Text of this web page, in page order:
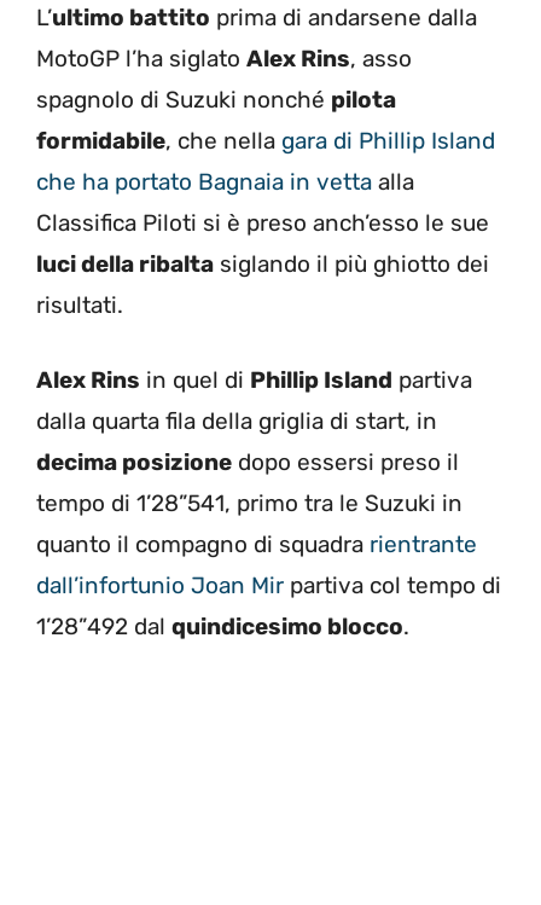
L’ultimo battito prima di andarsene dalla
MotoGP l’ha siglato Alex Rins, asso
spagnolo di Suzuki nonché pilota
formidabile, che nella gara di Phillip Island
che ha portato Bagnaia in vetta alla
Classifica Piloti si è preso anch’esso le sue
luci della ribalta siglando il più ghiotto dei
risultati.
Alex Rins in quel di Phillip Island partiva
dalla quarta fila della griglia di start, in
decima posizione dopo essersi preso il
tempo di 1’28”541, primo tra le Suzuki in
quanto il compagno di squadra rientrante
dall’infortunio Joan Mir partiva col tempo di
1’28”492 dal quindicesimo blocco.